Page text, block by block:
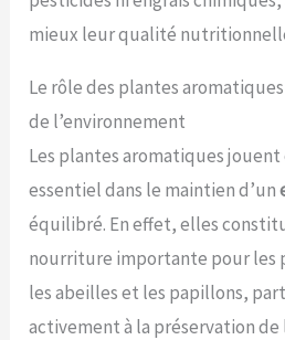
mieux leur qualité
Le rôle des plantes
de l’environnement
Les plantes aromatiques
essentiel dans le maintien d’un
équilibré. En effet, elles
nourriture importante pour les
les abeilles et les papillons,
activement à la préservation de